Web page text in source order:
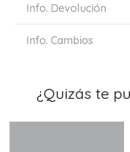
Info. Devolución
Info. Cambios
¿Quizás te